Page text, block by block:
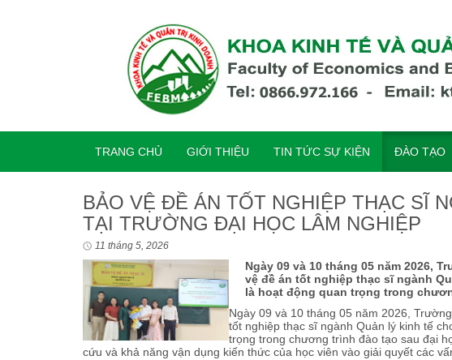
TRANG CHỦ GIỚI THIỆU TIN TỨC SỰ KIỆN ĐÀO TẠO
BẢO VỆ ĐỀ ÁN TỐT NGHIỆP THẠC SĨ
TẠI TRƯỜNG ĐẠI HỌC LÂM NGHIỆP
11 tháng 5, 2026
Ngày 09 và 10 tháng 05 năm 2026,
vệ đề án tốt nghiệp thạc sĩ ngành
là hoạt động quan trọng trong
Ngày 09 và 10 tháng 05 năm 2026,
tốt nghiệp thạc sĩ ngành Quản lý kinh tế
trọng trong chương trình đào tạo sau đại
cứu và khả năng vận dụng kiến thức của học viên vào giải quyết các